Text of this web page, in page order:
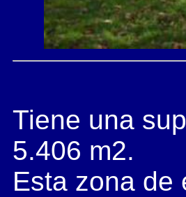
Tiene una
5.406 m2.
Esta zona de